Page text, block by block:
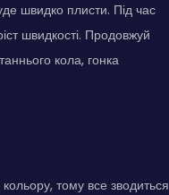
швидко плисти. Під час
швидкості. Продовжуй
кола, гонка
тому все зводиться